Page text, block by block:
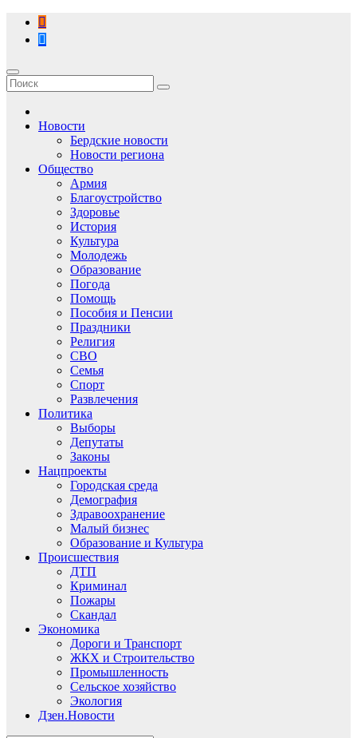
Перейти
содержимому
Новости
Бердские новости
Новости региона
Общество
Армия
Благоустройство
Здоровье
История
Культура
Молодежь
Образование
Погода
Помощь
Пособия и Пенсии
Праздники
Религия
СВО
Семья
Спорт
Развлечения
Политика
Выборы
Депутаты
Законы
Нацпроекты
Городская среда
Демография
Здравоохранение
Малый бизнес
Образование и Культура
Происшествия
ДТП
Криминал
Пожары
Скандал
Экономика
Дороги и Транспорт
ЖКХ и Строительство
Промышленность
Сельское хозяйство
Экология
Дзен.Новости